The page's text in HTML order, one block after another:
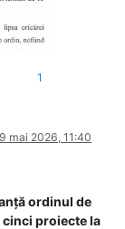
1
mai 2026, 11:40
ordinul de
proiecte la